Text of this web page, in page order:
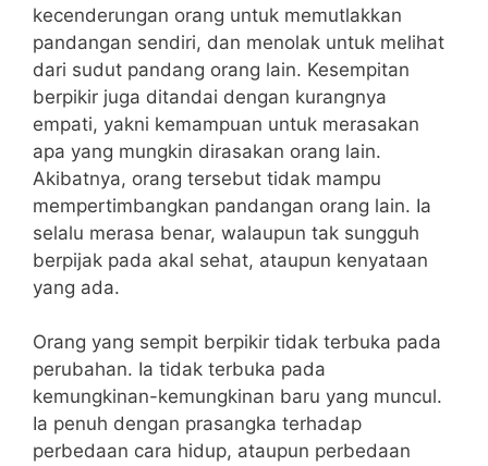
kecenderungan orang untuk memutlakkan
pandangan sendiri, dan menolak untuk melihat
dari sudut pandang orang lain. Kesempitan
berpikir juga ditandai dengan kurangnya
empati, yakni kemampuan untuk merasakan
apa yang mungkin dirasakan orang lain.
Akibatnya, orang tersebut tidak mampu
mempertimbangkan pandangan orang lain. Ia
selalu merasa benar, walaupun tak sungguh
berpijak pada akal sehat, ataupun kenyataan
yang ada.
Orang yang sempit berpikir tidak terbuka pada
perubahan. Ia tidak terbuka pada
kemungkinan-kemungkinan baru yang muncul.
Ia penuh dengan prasangka terhadap
perbedaan cara hidup, ataupun perbedaan